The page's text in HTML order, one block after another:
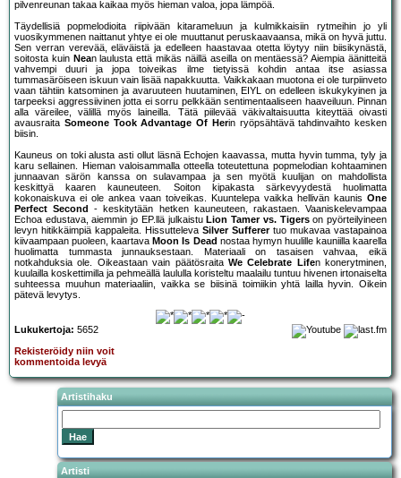
pilvenreunan takaa kaikaa myös hieman valoa, jopa lämpöä.
Täydellisiä popmelodioita riipivään kitarameluun ja kulmikkaisiin rytmeihin jo yli
vuosikymmenen naittanut yhtye ei ole muuttanut peruskaavaansa, mikä on hyvä juttu.
Sen verran verevää, eläväistä ja edelleen haastavaa otetta löytyy niin biisikynästä,
soitosta kuin Nean laulusta että mikäs näillä aseilla on mentäessä? Aiempia äänitteitä
vahvempi duuri ja jopa toiveikas ilme tietyissä kohdin antaa itse asiassa
tummasäröiseen iskuun vain lisää napakkuutta. Vaikkakaan muotona ei ole turpiinveto
vaan tähtiin katsominen ja avaruuteen huutaminen, EIYL on edelleen iskukykyinen ja
tarpeeksi aggressiivinen jotta ei sorru pelkkään sentimentaaliseen haaveiluun. Pinnan
alla väreilee, välillä myös laineilla. Tätä piilevää väkivaltaisuutta kiteyttää oivasti
avausraita Someone Took Advantage Of Herin ryöpsähtävä tahdinvaihto kesken
biisin.
Kauneus on toki alusta asti ollut läsnä Echojen kaavassa, mutta hyvin tumma, tyly ja
karu sellainen. Hieman valoisammalla otteella toteutettuna popmelodian kohtaaminen
junnaavan särön kanssa on sulavampaa ja sen myötä kuulijan on mahdollista
keskittyä kaaren kauneuteen. Soiton kipakasta särkevyydestä huolimatta
kokonaiskuva ei ole ankea vaan toiveikas. Kuuntelepa vaikka hellivän kaunis One
Perfect Second
- keskitytään hetken kauneuteen, rakastaen. Vaaniskelevampaa
Echoa edustava, aiemmin jo EP.llä julkaistu Lion Tamer vs. Tigerson pyörteilyineen
levyn hitikkäimpiä kappaleita. Hissutteleva Silver Sufferertuo mukavaa vastapainoa
kiivaampaan puoleen, kaartava Moon Is Dead nostaa hymyn huulille kauniilla kaarella
huolimatta tummasta junnauksestaan. Materiaali on tasaisen vahvaa, eikä
notkahduksia ole. Oikeastaan vain päätösraita We Celebrate Lifen konerytminen,
kuulailla koskettimilla ja pehmeällä laululla koristeltu maalailu tuntuu hivenen irtonaiselta
suhteessa muuhun materiaaliin, vaikka se biisinä toimiikin yhtä lailla hyvin. Oikein
pätevä levytys.
Lukukertoja: 5652
Rekisteröidy niin voit
kommentoida levyä
Artistihaku
Artisti